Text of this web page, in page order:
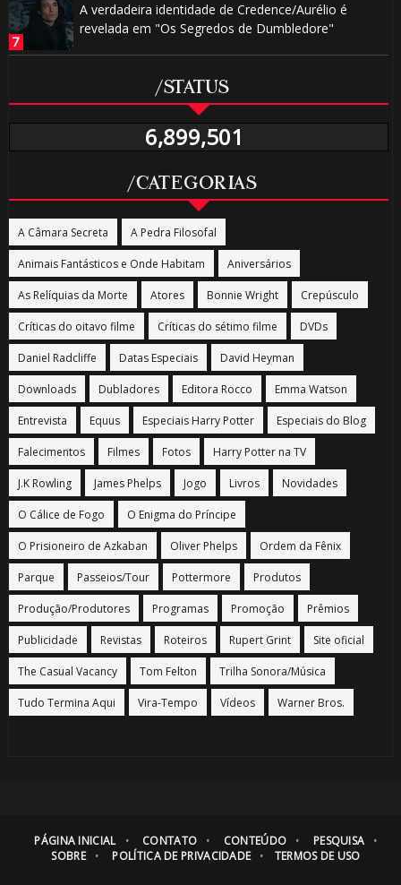
A verdadeira identidade de Credence/Aurélio é
revelada em "Os Segredos de Dumbledore"
/STATUS
6,899,501
/CATEGORIAS
A Câmara Secreta A Pedra Filosofal
Animais Fantásticos e Onde Habitam Aniversários
As Relíquias da Morte Atores Bonnie Wright Crepúsculo
Críticas do oitavo filme Críticas do sétimo filme DVDs
Daniel Radcliffe Datas Especiais David Heyman
Downloads Dubladores Editora Rocco Emma Watson
Entrevista Equus Especiais Harry Potter Especiais do Blog
Falecimentos Filmes Fotos Harry Potter na TV
J.K Rowling James Phelps Jogo Livros Novidades
O Cálice de Fogo O Enigma do Príncipe
O Prisioneiro de Azkaban Oliver Phelps Ordem da Fênix
Parque Passeios/Tour Pottermore Produtos
Produção/Produtores Programas Promoção Prêmios
Publicidade Revistas Roteiros Rupert Grint Site oficial
The Casual Vacancy Tom Felton Trilha Sonora/Música
Tudo Termina Aqui Vira-Tempo Vídeos Warner Bros.
PÁGINA INICIAL CONTATO CONTEÚDO
PESQUISA
SOBRE
POLÍTICA DE PRIVACIDADE TERMOS DE USO